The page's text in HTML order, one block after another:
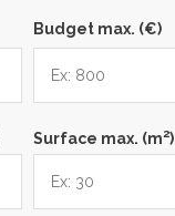
Budget max. (€)
Surface max. (m2)